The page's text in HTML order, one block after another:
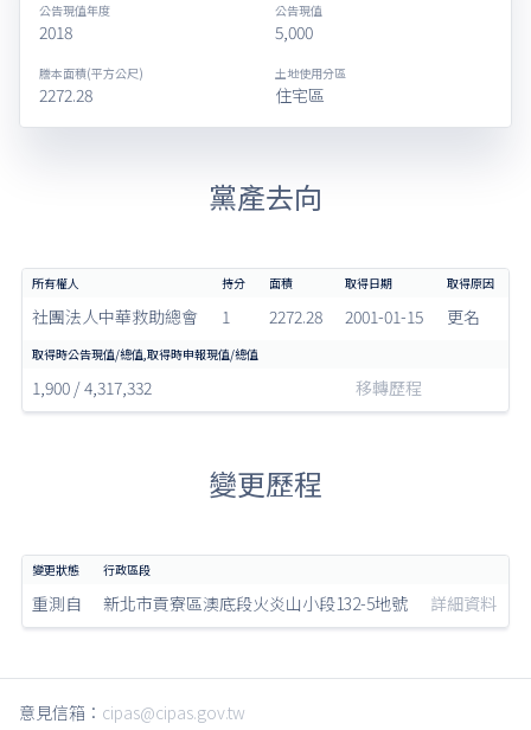
公告現值年度
2018
公告現值
5,000
謄本面積(平方公尺)
2272.28
土地使用分區
住宅區
黨產去向
社團法人中華救助總會 1 2272.28 2001-01-15 更名
1,900 / 4,317,332 移轉歷程
變更歷程
重測自 新北市貢寮區澳底段火炎山小段132-5地號 詳細資料
意見信箱： cipas@cipas.gov.tw